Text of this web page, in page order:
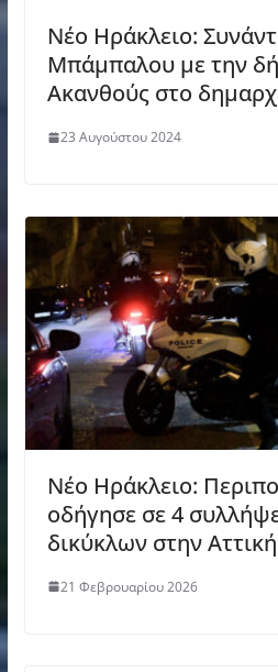
Νέο Ηράκλειο:
Μπάμπαλου με την
Ακανθούς στο
23 Αυγούστου 2024
Νέο Ηράκλειο:
οδήγησε σε 4
δικύκλων στην Αττική
21 Φεβρουαρίου 2026